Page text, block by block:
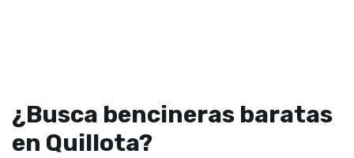
¿Busca bencineras baratas
en Quillota?